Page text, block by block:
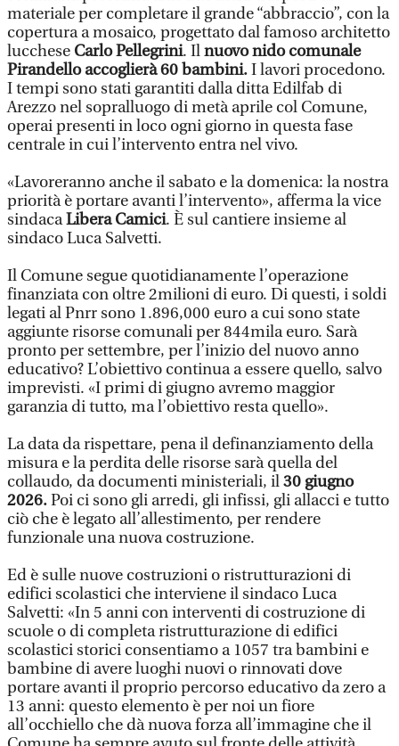
materiale per completare il grande “abbraccio”, con la
copertura a mosaico, progettato dal famoso architetto
lucchese Carlo Pellegrini. Ilnuovo nido comunale
Pirandello accoglierà 60 bambini.I lavori procedono.
I tempi sono stati garantiti dalla ditta Edilfab di
Arezzo nel sopralluogo di metà aprile col Comune,
operai presenti in loco ogni giorno in questa fase
centrale in cui l’intervento entra nel vivo.
«Lavoreranno anche il sabato e la domenica: la nostra
priorità è portare avanti l’intervento», afferma la vice
sindacaLibera Camici. È sul cantiere insieme al
sindaco Luca Salvetti.
Il Comune segue quotidianamente l’operazione
finanziata con oltre 2milioni di euro. Di questi, i soldi
legati al Pnrr sono 1.896,000 euro a cui sono state
aggiunte risorse comunali per 844mila euro. Sarà
pronto per settembre, per l’inizio del nuovo anno
educativo? L’obiettivo continua a essere quello, salvo
imprevisti. «I primi di giugno avremo maggior
garanzia di tutto, ma l’obiettivo resta quello».
La data da rispettare, pena il definanziamento della
misura e la perdita delle risorse sarà quella del
collaudo, da documenti ministeriali, il30 giugno
2026.Poi ci sono gli arredi, gli infissi, gli allacci e tutto
ciò che è legato all’allestimento, per rendere
funzionale una nuova costruzione.
Ed è sulle nuove costruzioni o ristrutturazioni di
edifici scolastici che interviene il sindaco Luca
Salvetti: «In 5 anni con interventi di costruzione di
scuole o di completa ristrutturazione di edifici
scolastici storici consentiamo a 1057 tra bambini e
bambine di avere luoghi nuovi o rinnovati dove
portare avanti il proprio percorso educativo da zero a
13 anni: questo elemento è per noi un fiore
all’occhiello che dà nuova forza all’immagine che il